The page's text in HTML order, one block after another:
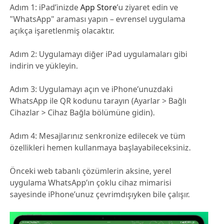
Adım 1: iPad’inizdeApp Store’u ziyaret edin ve
"WhatsApp" araması yapın – evrensel uygulama
açıkça işaretlenmiş olacaktır.
Adım 2: Uygulamayı diğer iPad uygulamaları gibi
indirin ve yükleyin.
Adım 3: Uygulamayı açın ve iPhone’unuzdaki
WhatsApp ile QR kodunu tarayın (Ayarlar > Bağlı
Cihazlar > Cihaz Bağla bölümüne gidin).
Adım 4: Mesajlarınız senkronize edilecek ve tüm
özellikleri hemen kullanmaya başlayabileceksiniz.
Önceki web tabanlı çözümlerin aksine, yerel
uygulama WhatsApp’ın çoklu cihaz mimarisi
sayesinde iPhone’unuz çevrimdışıyken bile çalışır.